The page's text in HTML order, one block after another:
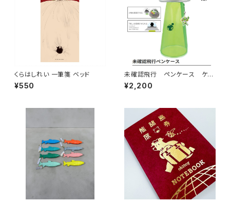
くらはしれい 一筆箋 ベッド
¥550
未確認飛行 ペンケース ケロ
ロ軍曹
¥2,200